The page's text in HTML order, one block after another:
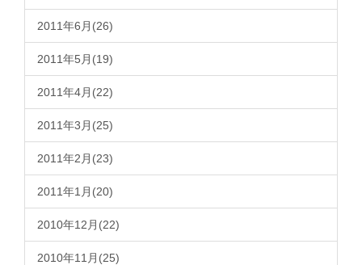
2011年6月(26)
2011年5月(19)
2011年4月(22)
2011年3月(25)
2011年2月(23)
2011年1月(20)
2010年12月(22)
2010年11月(25)